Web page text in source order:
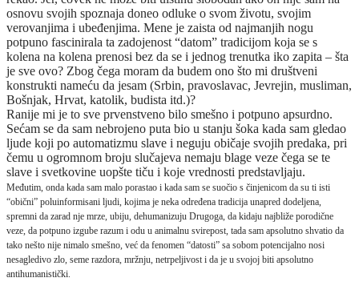
osnovu svojih spoznaja doneo odluke o svom životu, svojim
verovanjima i ubeđenjima. Mene je zaista od najmanjih nogu
potpuno fascinirala ta zadojenost “datom” tradicijom koja se s
kolena na kolena prenosi bez da se i jednog trenutka iko zapita – šta
je sve ovo? Zbog čega moram da budem ono što mi društveni
konstrukti nameću da jesam (Srbin, pravoslavac, Jevrejin, musliman,
Bošnjak, Hrvat, katolik, budista itd.)?
Ranije mi je to sve prvenstveno bilo smešno i potpuno apsurdno.
Sećam se da sam nebrojeno puta bio u stanju šoka kada sam gledao
ljude koji po automatizmu slave i neguju običaje svojih predaka, pri
čemu u ogromnom broju slučajeva nemaju blage veze čega se te
slave i svetkovine uopšte tiču i koje vrednosti predstavljaju.
Međutim, onda kada sam malo porastao i kada sam se suočio s činjenicom da su ti isti
“obični” poluinformisani ljudi, kojima je neka određena tradicija unapred dodeljena,
spremni da zarad nje mrze, ubiju, dehumanizuju Drugoga, da kidaju najbliže porodične
veze, da potpuno izgube razum i odu u animalnu svirepost, tada sam apsolutno shvatio da
tako nešto nije nimalo smešno, već da fenomen “datosti” sa sobom potencijalno nosi
nesagledivo zlo, seme razdora, mržnju, netrpeljivost i da je u svojoj biti apsolutno
antihumanistički.